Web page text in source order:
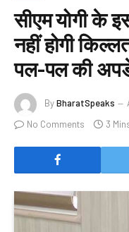
सीएम योगी के
नहीं होगी
पल-पल की
ByBharatSpeaks
No Comments
3